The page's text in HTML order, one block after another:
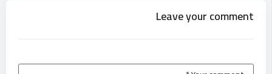
Leave your comment